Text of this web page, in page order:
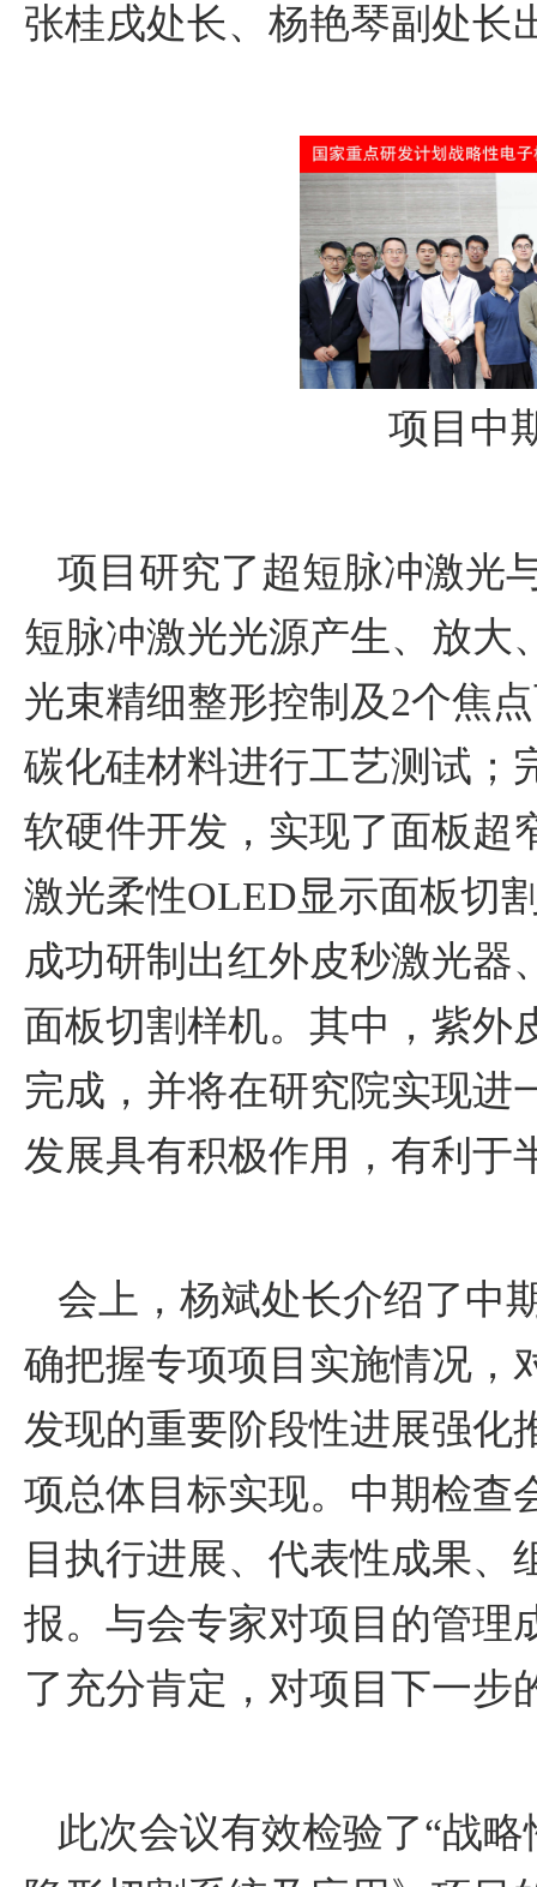
张桂戌处长、杨艳琴副处长
项目中
项目研究了超短脉冲激光
短脉冲激光光源产生、放大
光束精细整形控制及2个焦
碳化硅材料进行工艺测试；
软硬件开发，实现了面板超
激光柔性OLED显示面板切
成功研制出红外皮秒激光器
面板切割样机。其中，紫外
完成，并将在研究院实现进
发展具有积极作用，有利于
会上，杨斌处长介绍了中
确把握专项项目实施情况，
发现的重要阶段性进展强化
项总体目标实现。中期检查
目执行进展、代表性成果
报。与会专家对项目的管理
了充分肯定，对项目下一步
此次会议有效检验了“战